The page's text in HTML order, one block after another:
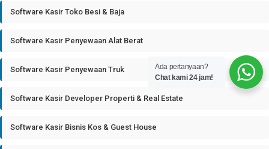
Software Kasir Toko Besi & Baja
Software Kasir Penyewaan Alat Berat
Software Kasir Penyewaan Truk
Software Kasir Developer Properti & Real Estate
Software Kasir Bisnis Kos & Guest House
Ada pertanyaan?
Chat kami 24 jam!